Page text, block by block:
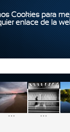
Cookies para
enlace de la
... ...